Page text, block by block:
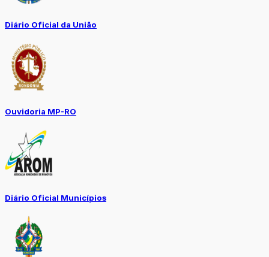
Diário Oficial da União
Ouvidoria MP-RO
Diário Oficial Municípios